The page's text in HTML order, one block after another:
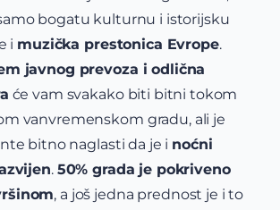
bogatu kulturnu i istorijsku
i muzička prestonica Evrope.
javnog prevoza i odlična
će vam svakako biti bitni tokom
vanvremenskom gradu, ali je
bitno naglasti da je i noćni
. 50% grada je pokriveno
, a još jedna prednost je i to